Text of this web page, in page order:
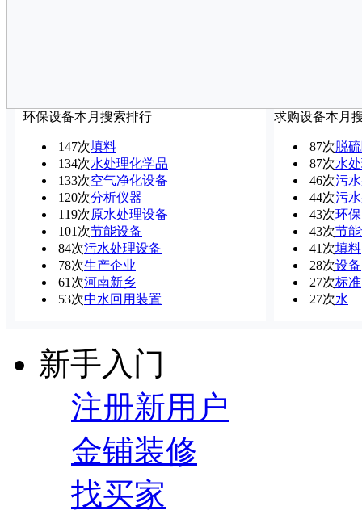
环保设备本月搜索排行
147次填料
134次水处理化学品
133次空气净化设备
120次分析仪器
119次原水处理设备
101次节能设备
84次污水处理设备
78次生产企业
61次河南新乡
53次中水回用装置
求购设备本月
87次脱
87次水
46次污
44次污
43次环保
43次节
41次填料
28次设备
27次标准
27次水
新手入门
注册新用户
金铺装修
找买家